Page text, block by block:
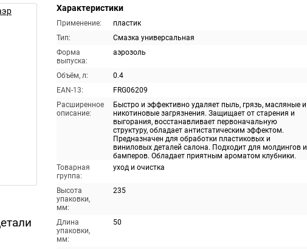
Характеристики
Применение:
пластик
Тип:
Смазка универсальная
Форма
выпуска:
аэрозоль
Объём, л:
0.4
EAN-13:
FRG06209
Расширенное
описание:
Быстро и эффективно удаляет пыль, грязь, масляные и
никотиновые загрязнения. Защищает от старения и
выгорания, восстанавливает первоначальную
структуру, обладает антистатическим эффектом.
Предназначен для обработки пластиковых и
виниловых деталей салона. Подходит для молдингов и
бамперов. Обладает приятным ароматом клубники.
Товарная
группа:
уход и очистка
Высота
упаковки,
мм:
235
Длина
упаковки,
мм:
50